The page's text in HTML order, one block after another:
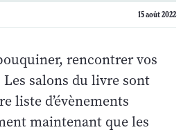
15 août 2022
rencontrer vos
salons du livre sont
liste d’évènements
maintenant que les